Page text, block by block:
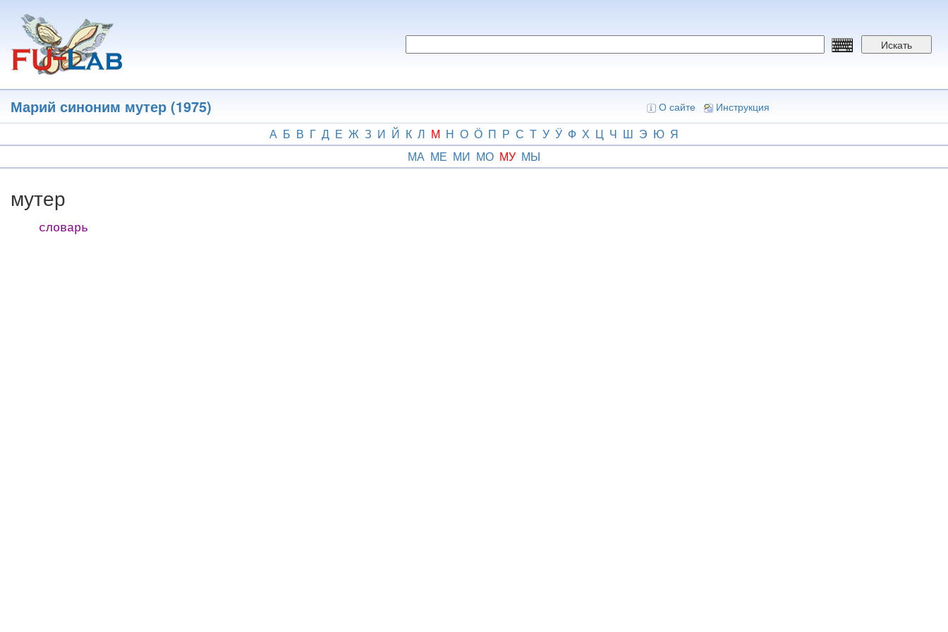
основному
содержанию
Искать
Марий синоним мутер (1975) О сайте Инструкция
А Б В Г Д Е Ж З И Й К Л М Н О Ӧ П Р С Т У Ӱ Ф Х Ц Ч Ш Э Ю Я
МА МЕ МИ МО МУ МЫ
мутер
словарь